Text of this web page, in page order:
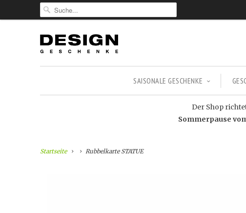
SAISONALE GESCHENKE
Der Shop
Sommerpause
Startseite Rubbelkarte STATUE